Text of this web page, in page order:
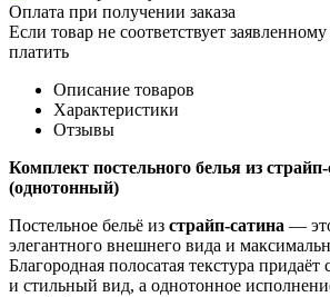
Оплата при получении заказа
Если товар не соответствует
платить
Описание товаров
Характеристики
Отзывы
Комплект постельного белья из
(однотонный)
Постельное бельё из страйп-сатина —
элегантного внешнего вида и
Благородная полосатая текстура
и стильный вид, а однотонное